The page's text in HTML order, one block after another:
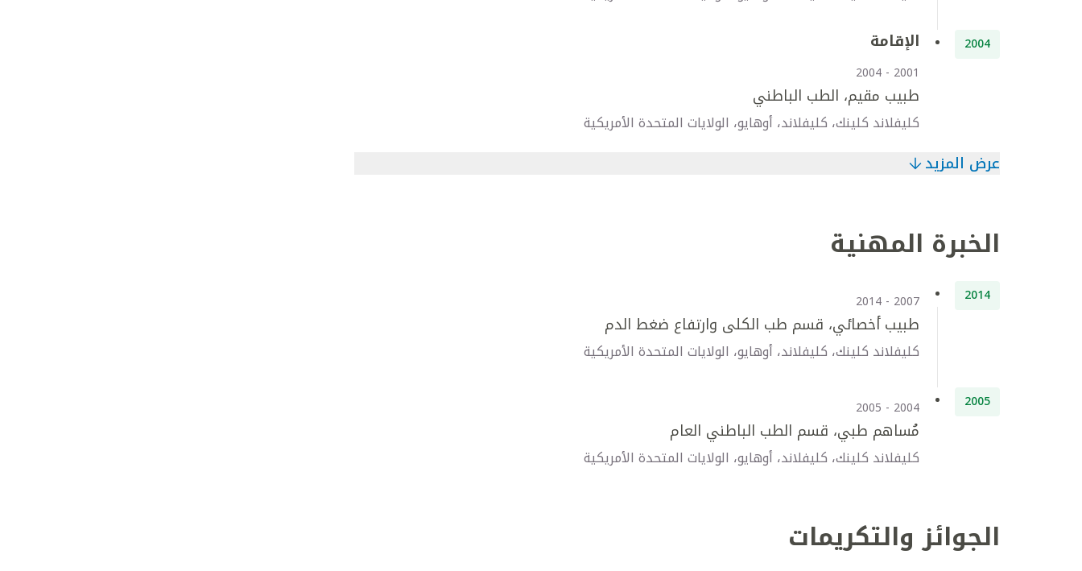
2004 الإقامة
2001 - 2004
طبيب مقيم، الطب الباطني
كليفلاند كلينك، كليفلاند، أوهايو، الولايات المتحدة الأمريكية
عرض المزيد
الخبرة المهنية
2014
2007 - 2014
طبيب أخصائي، قسم طب الكلى وارتفاع ضغط الدم
كليفلاند كلينك، كليفلاند، أوهايو، الولايات المتحدة الأمريكية
2005
2004 - 2005
مُساهم طبي، قسم الطب الباطني العام
كليفلاند كلينك، كليفلاند، أوهايو، الولايات المتحدة الأمريكية
الجوائز والتكريمات